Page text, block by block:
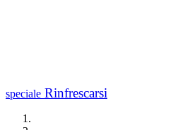
speciale Rinfrescarsi